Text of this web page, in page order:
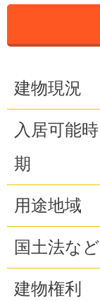
建物現況
入居可能時
期
用途地域
国土法など
建物権利